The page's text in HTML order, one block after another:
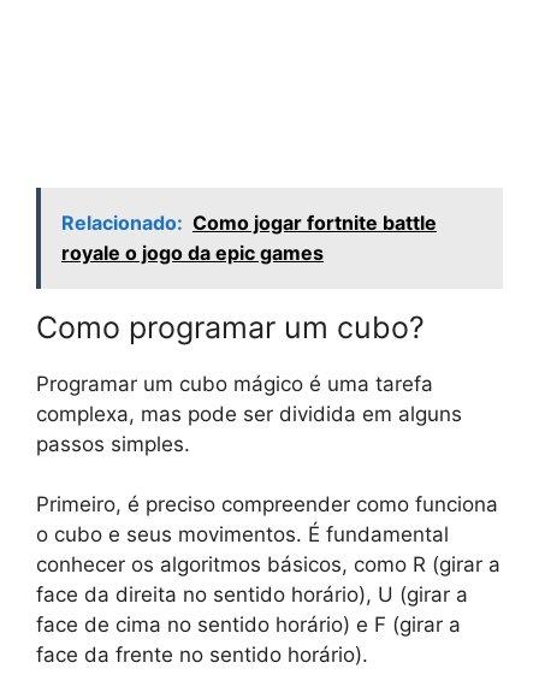
Relacionado: Como jogar fortnite battle
royale o jogo da epic games
Como programar um cubo?
Programar um cubo mágico é uma tarefa
complexa, mas pode ser dividida em alguns
passos simples.
Primeiro, é preciso compreender como funciona
o cubo e seus movimentos. É fundamental
conhecer os algoritmos básicos, como R (girar a
face da direita no sentido horário), U (girar a
face de cima no sentido horário) e F (girar a
face da frente no sentido horário).